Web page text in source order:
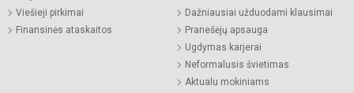
Viešieji pirkimai
Finansinės ataskaitos
Dažniausiai užduodami klausimai
Pranešėjų apsauga
Ugdymas karjerai
Neformalusis švietimas
Aktualu mokiniams